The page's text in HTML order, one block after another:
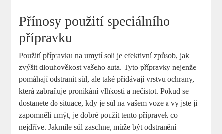
Přínosy použití speciálního
přípravku
Použití přípravku na umytí soli je efektivní způsob, jak
zvýšit dlouhověkost vašeho auta. Tyto přípravky nejenže
pomáhají odstranit sůl, ale také přidávají vrstvu ochrany,
která zabraňuje pronikání vlhkosti a nečistot. Pokud se
dostanete do situace, kdy je sůl na vašem voze a vy jste ji
zapomněli umýt, je dobré použít tento přípravek co
nejdříve. Jakmile sůl zaschne, může být odstranění